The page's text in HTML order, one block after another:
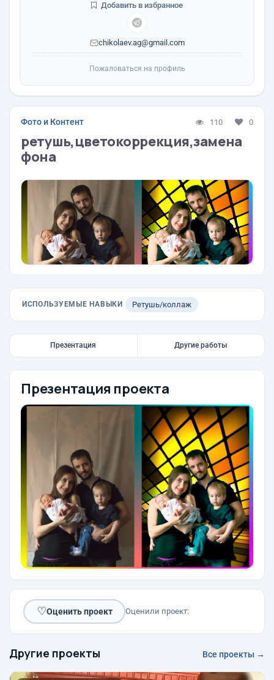
chikolaev.ag@gmail.com
Добавить в избранное
Пожаловаться на профиль
Фото и Контент 110 0
ретушь,цветокоррекция,замена
фона
ИСПОЛЬЗУЕМЫЕ НАВЫКИ Ретушь/коллаж
Презентация Другие работы
Презентация проекта
♡Оценить проект Оценили проект:
Другие проекты Все проекты →